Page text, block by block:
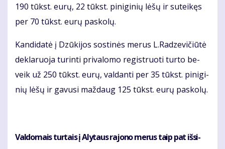
190 tūkst. eu­rų, 22 tūkst. pi­ni­gi­nių lė­šų ir su­tei­kęs
per 70 tūkst. eu­rų pa­sko­lų.
Kan­di­da­tė į Dzū­ki­jos sos­ti­nės me­rus L.Ra­dze­vi­čiū­tė
de­kla­ruo­ja tu­rin­ti pri­va­lo­mo re­gist­ruo­ti tur­to be­
veik už 250 tūkst. eu­rų, val­dan­ti per 35 tūkst. pi­ni­gi­
nių lė­šų ir ga­vu­si maž­daug 125 tūkst. eu­rų pa­sko­lų.
Val­do­mais tur­tais į Aly­taus ra­jo­no me­rus taip pat iš­si­